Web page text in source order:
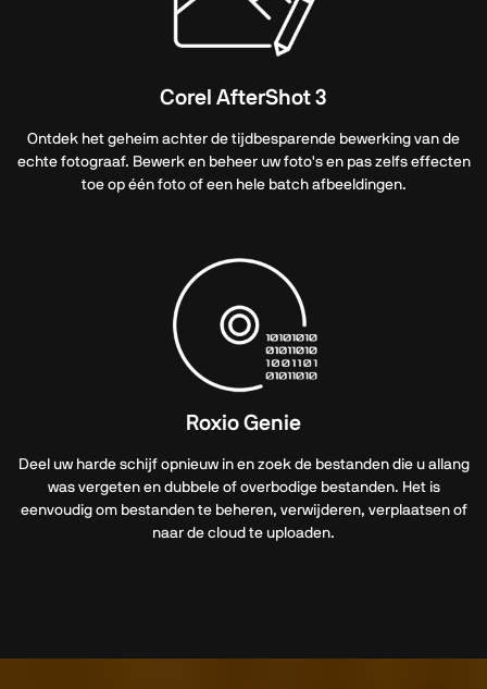
Corel AfterShot 3
Ontdek het geheim achter de tijdbesparende bewerking van de
echte fotograaf. Bewerk en beheer uw foto's en pas zelfs effecten
toe op één foto of een hele batch afbeeldingen.
Roxio Genie
Deel uw harde schijf opnieuw in en zoek de bestanden die u allang
was vergeten en dubbele of overbodige bestanden. Het is
eenvoudig om bestanden te beheren, verwijderen, verplaatsen of
naar de cloud te uploaden.